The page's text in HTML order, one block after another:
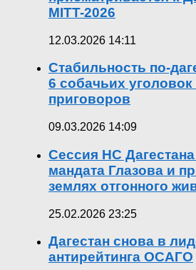
MITT-2026
12.03.2026 14:11
Стабильность по-
6 собачьих
приговоров
09.03.2026 14:09
Сессия НС
мандата Глазова и
землях отгонного
25.02.2026 23:25
Дагестан снова в
антирейтинга ОСАГО